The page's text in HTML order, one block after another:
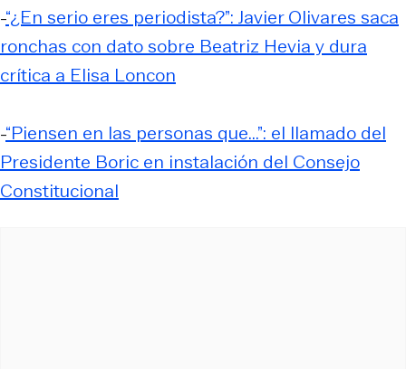
-“¿En serio eres periodista?”: Javier Olivares saca
ronchas con dato sobre Beatriz Hevia y dura
crítica a Elisa Loncon
-“Piensen en las personas que...”: el llamado del
Presidente Boric en instalación del Consejo
Constitucional